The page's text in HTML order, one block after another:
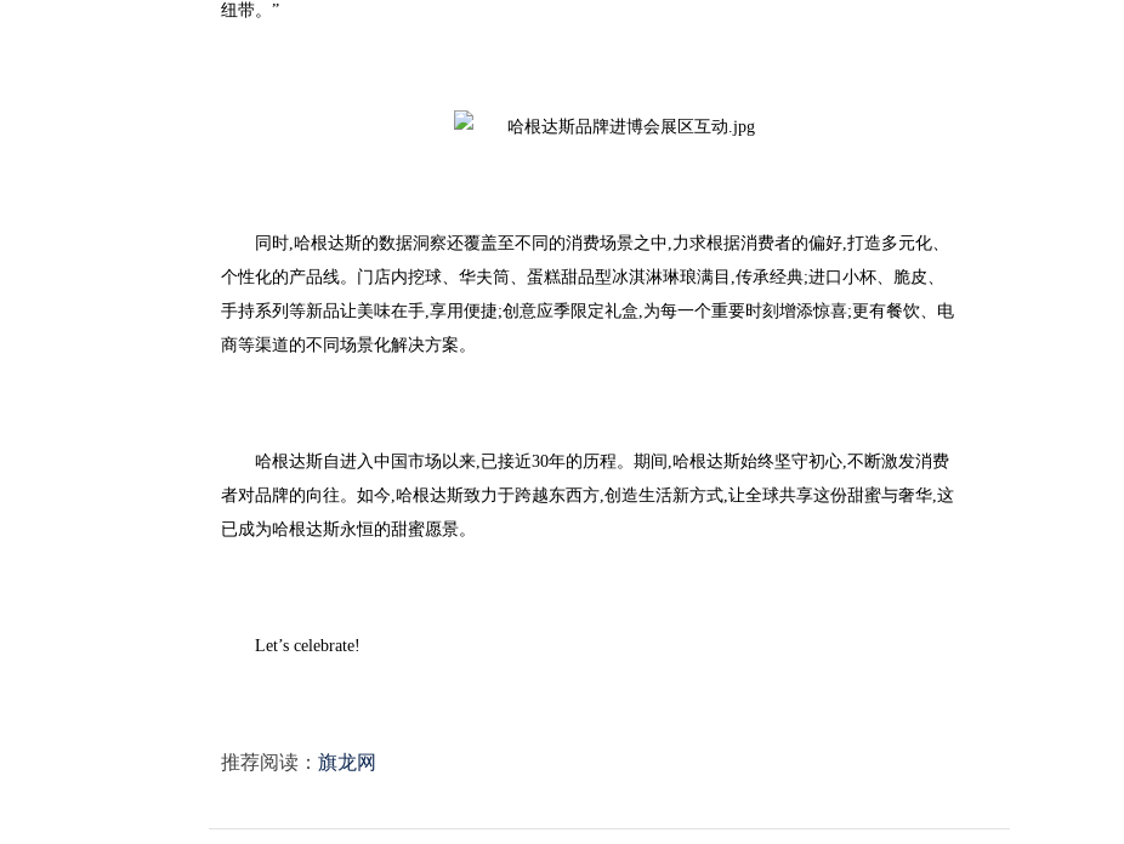
纽带。”
同时,哈根达斯的数据洞察还覆盖至不同的消费场景之中,力求根据消费者的偏好,打造多元化、
个性化的产品线。门店内挖球、华夫筒、蛋糕甜品型冰淇淋琳琅满目,传承经典;进口小杯、脆皮、
手持系列等新品让美味在手,享用便捷;创意应季限定礼盒,为每一个重要时刻增添惊喜;更有餐饮、电
商等渠道的不同场景化解决方案。
哈根达斯自进入中国市场以来,已接近30年的历程。期间,哈根达斯始终坚守初心,不断激发消费
者对品牌的向往。如今,哈根达斯致力于跨越东西方,创造生活新方式,让全球共享这份甜蜜与奢华,这
已成为哈根达斯永恒的甜蜜愿景。
Let’s celebrate!
推荐阅读： 旗龙网